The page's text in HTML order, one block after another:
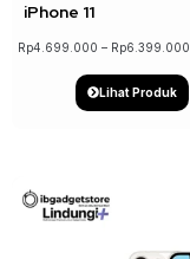
iPhone 11
Rp4.699.000 – Rp6.399.000
Lihat Produk